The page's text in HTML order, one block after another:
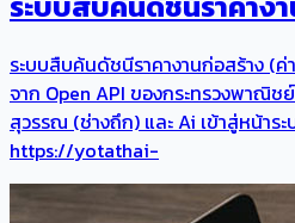
ระบบสืบค้นดัชนีราคางานก่อสร้าง (
จาก Open API ของกระทรวงพาณิ
สุวรรณ (ช่างถึก) และ Ai เข้าสู่หน้าระ
https://yotathai-